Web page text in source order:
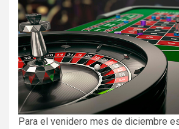
Para el venidero mes de diciembre